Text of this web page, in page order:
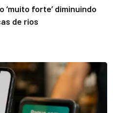
‘muito forte’ diminuindo
de rios